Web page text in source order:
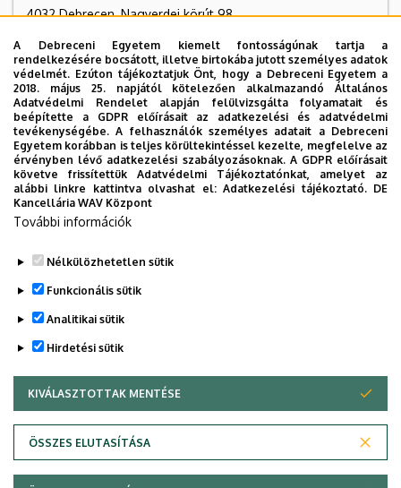
4032 Debrecen, Nagyerdei körút 98.
In Vitro Diagnosztikai Tömb, 2. emelet, 1.6.3
+36 52 411 717/ 50052
Szervezeti weboldal Tudóstér profil
Dolgozói adatmódosítás igénylése a DE
telefonkönyvében
A Debreceni Egyetem kiemelt fontosságúnak tartja a
rendelkezésére bocsátott, illetve birtokába jutott személyes adatok
védelmét. Ezúton tájékoztatjuk Önt, hogy a Debreceni Egyetem a
2018. május 25. napjától kötelezően alkalmazandó Általános
Adatvédelmi Rendelet alapján felülvizsgálta folyamatait és
beépítette a GDPR előírásait az adatkezelési és adatvédelmi
tevékenységébe. A felhasználók személyes adatait a Debreceni
Egyetem korábban is teljes körültekintéssel kezelte, megfelelve az
érvényben lévő adatkezelési szabályozásoknak. A GDPR előírásait
követve frissítettük Adatvédelmi Tájékoztatónkat, amelyet az
alábbi linkre kattintva olvashat el:Adatkezelési tájékoztató. DE
Kancellária WAV Központ
További információk
Nélkülözhetetlen sütik
Funkcionális sütik
Analitikai sütik
Hirdetési sütik
KIVÁLASZTOTTAK MENTÉSE
ÖSSZES ELUTASÍTÁSA
WITHDRAW CONSENT